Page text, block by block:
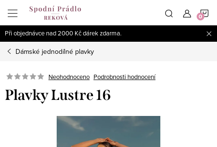
obsah
Při objednávce nad 2000 Kč dárek zdarma.
Dámské jednodílné plavky
Neohodnoceno Podrobnosti hodnocení
Plavky Lustre 16